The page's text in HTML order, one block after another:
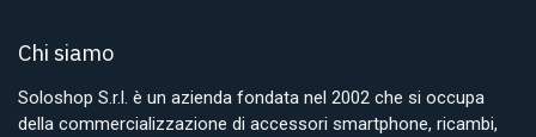
Chi siamo
Soloshop S.r.l. è un azienda fondata nel 2002 che si occupa
della commercializzazione di accessori smartphone, ricambi,